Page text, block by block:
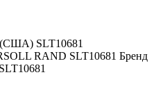
(США) SLT10681
RAND SLT10681 Бренд